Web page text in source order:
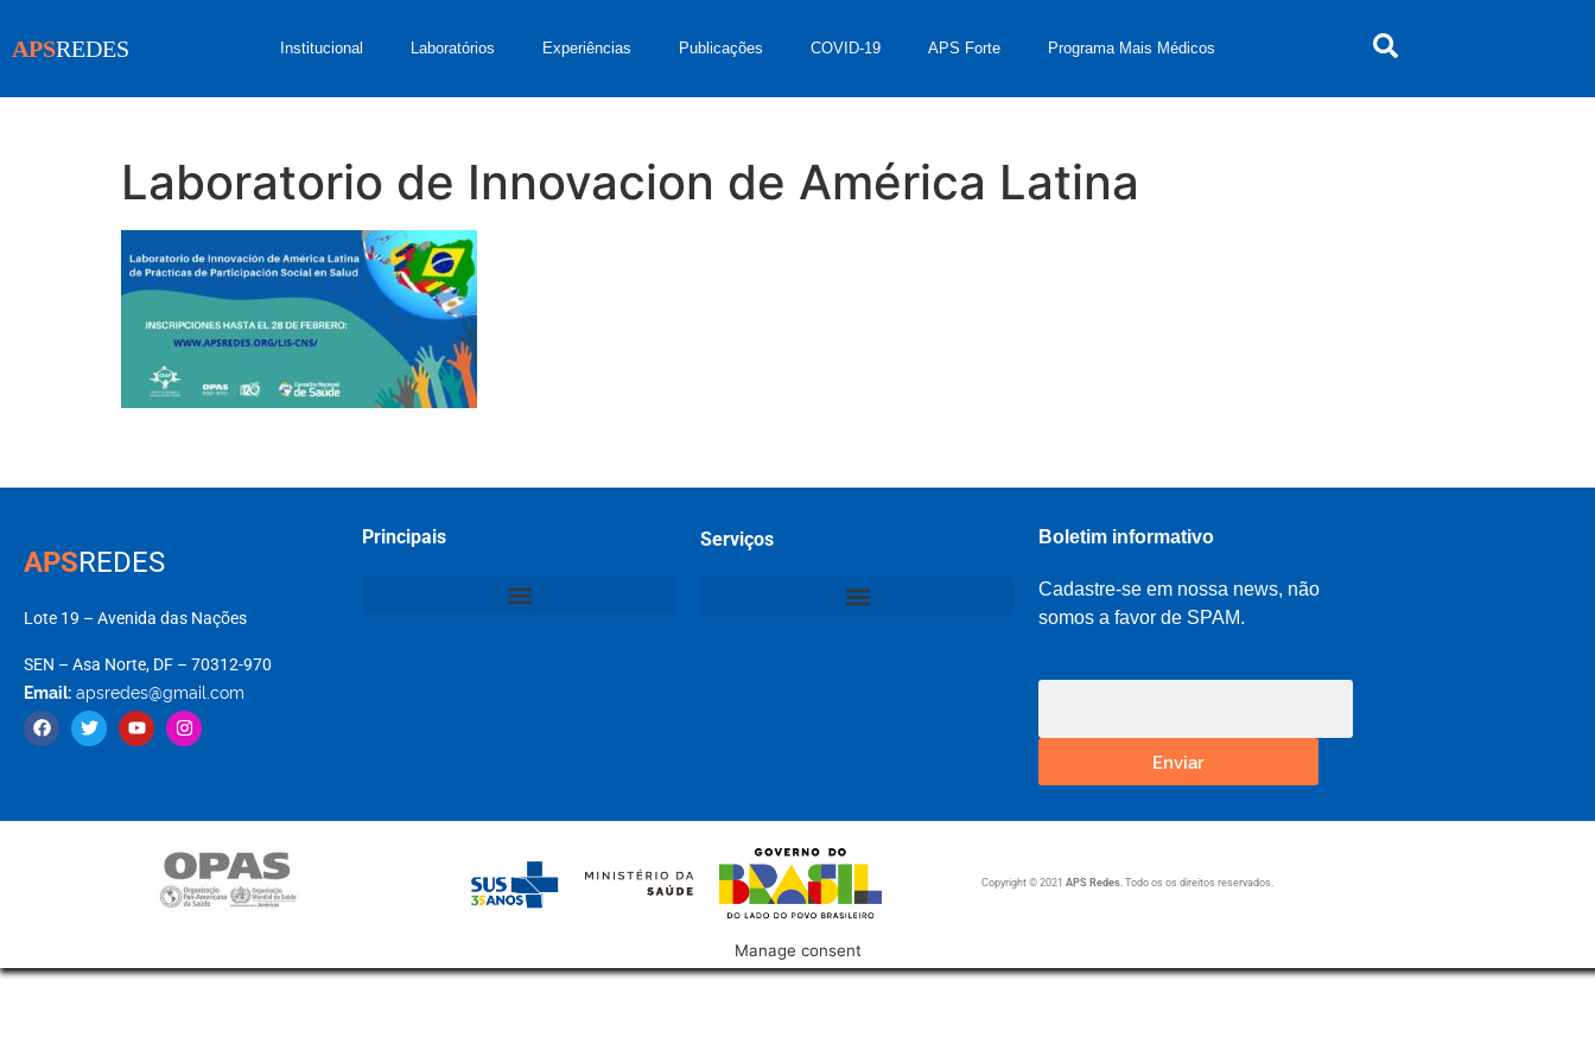
APSREDES Institucional Laboratórios Experiências Publicações COVID-19 APS Forte Programa Mais Médicos
Laboratorio de Innovacion de América Latina
APSREDES
Lote 19 – Avenida das Nações
SEN – Asa Norte, DF – 70312-970
Email: apsredes@gmail.com
Principais Serviços Boletim informativo
Cadastre-se em nossa news, não
somos a favor de SPAM.
Enviar
Copyright © 2021 APS Redes. Todo os os direitos reservados.
Manage consent